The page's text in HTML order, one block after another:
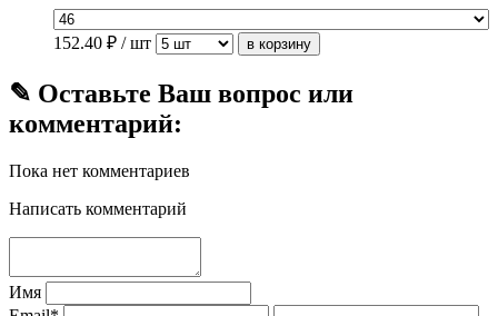
152.40 ₽ / шт
✎ Оставьте Ваш вопрос или
комментарий:
Пока нет комментариев
Написать комментарий
Имя